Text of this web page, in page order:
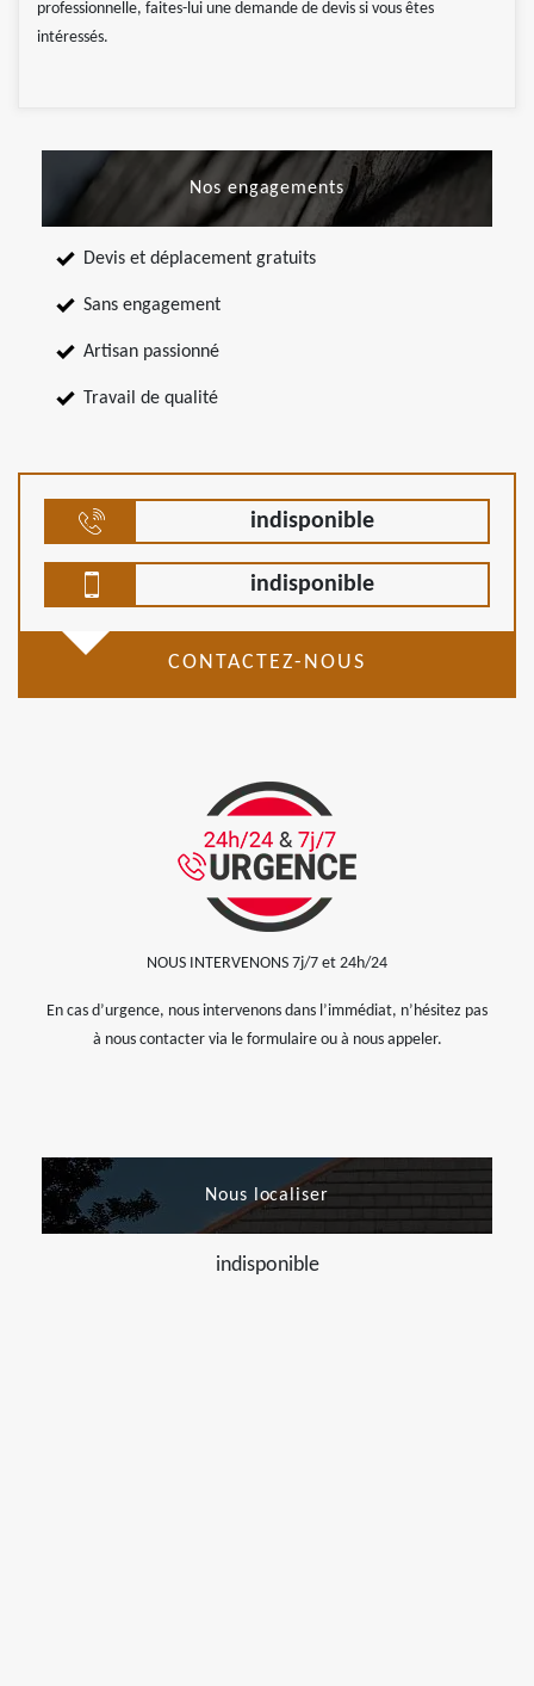
professionnelle, faites-lui une demande de devis si vous êtes
intéressés.
Nos engagements
Devis et déplacement gratuits
Sans engagement
Artisan passionné
Travail de qualité
indisponible
indisponible
CONTACTEZ-NOUS
NOUS INTERVENONS 7j/7 et 24h/24
En cas d’urgence, nous intervenons dans l’immédiat, n’hésitez pas
à nous contacter via le formulaire ou à nous appeler.
Nous localiser
indisponible